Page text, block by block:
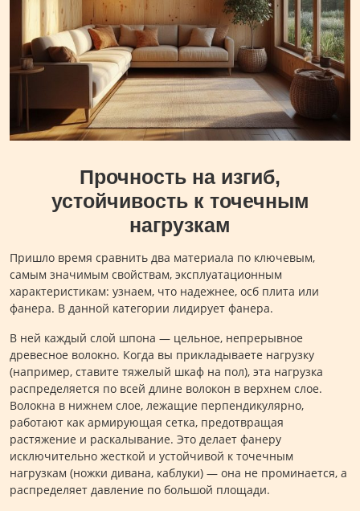
Прочность на изгиб,
устойчивость к точечным
нагрузкам
Пришло время сравнить два материала по ключевым,
самым значимым свойствам, эксплуатационным
характеристикам: узнаем, что надежнее, осб плита или
фанера. В данной категории лидирует фанера.
В ней каждый слой шпона — цельное, непрерывное
древесное волокно. Когда вы прикладываете нагрузку
(например, ставите тяжелый шкаф на пол), эта нагрузка
распределяется по всей длине волокон в верхнем слое.
Волокна в нижнем слое, лежащие перпендикулярно,
работают как армирующая сетка, предотвращая
растяжение и раскалывание. Это делает фанеру
исключительно жесткой и устойчивой к точечным
нагрузкам (ножки дивана, каблуки) — она не проминается, а
распределяет давление по большой площади.